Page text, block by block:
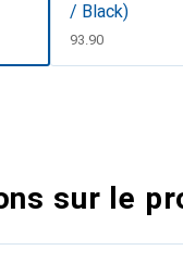
/ Black)
CHF
93.90
sur le